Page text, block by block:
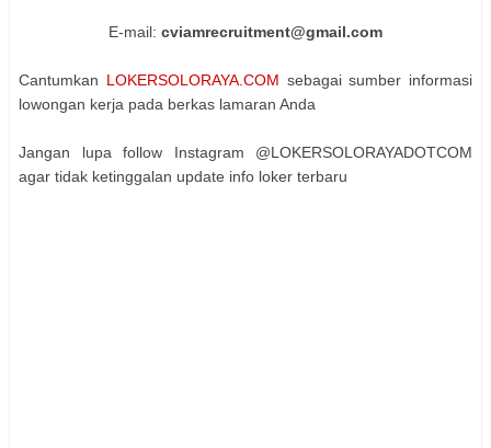
E-mail: cviamrecruitment@gmail.com
Cantumkan LOKERSOLORAYA.COM sebagai sumber informasi
lowongan kerja pada berkas lamaran Anda
Jangan lupa follow Instagram @LOKERSOLORAYADOTCOM
agar tidak ketinggalan update info loker terbaru